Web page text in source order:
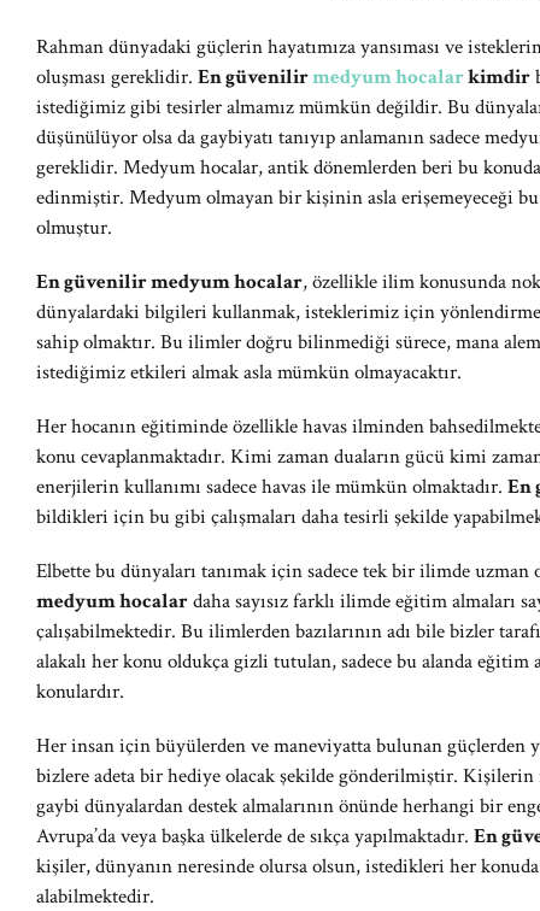
Rahman dünyadaki güçlerin hayatımıza yansıması ve
oluşması gereklidir. En güvenilirmedyum hocalarkimdir
istediğimiz gibi tesirler almamız mümkün değildir. Bu
düşünülüyor olsa da gaybiyatı tanıyıp anlamanın sadece
gereklidir. Medyum hocalar, antik dönemlerden beri bu
edinmiştir. Medyum olmayan bir kişinin asla erişemeyeceği
olmuştur.
En güvenilir medyum hocalar, özellikle ilim konusunda
dünyalardaki bilgileri kullanmak, isteklerimiz için
sahip olmaktır. Bu ilimler doğru bilinmediği sürece, mana
istediğimiz etkileri almak asla mümkün olmayacaktır.
Her hocanın eğitiminde özellikle havas ilminden
konu cevaplanmaktadır. Kimi zaman duaların gücü kimi
enerjilerin kullanımı sadece havas ile mümkün olmaktadır. En
bildikleri için bu gibi çalışmaları daha tesirli şekilde
Elbette bu dünyaları tanımak için sadece tek bir ilimde
medyum hocalardaha sayısız farklı ilimde eğitim almaları
çalışabilmektedir. Bu ilimlerden bazılarının adı bile bizler
alakalı her konu oldukça gizli tutulan, sadece bu alanda eğitim
konulardır.
Her insan için büyülerden ve maneviyatta bulunan güçlerden
bizlere adeta bir hediye olacak şekilde gönderilmiştir.
gaybi dünyalardan destek almalarının önünde herhangi bir
Avrupa’da veya başka ülkelerde de sıkça yapılmaktadır. En
kişiler, dünyanın neresinde olursa olsun, istedikleri her
alabilmektedir.